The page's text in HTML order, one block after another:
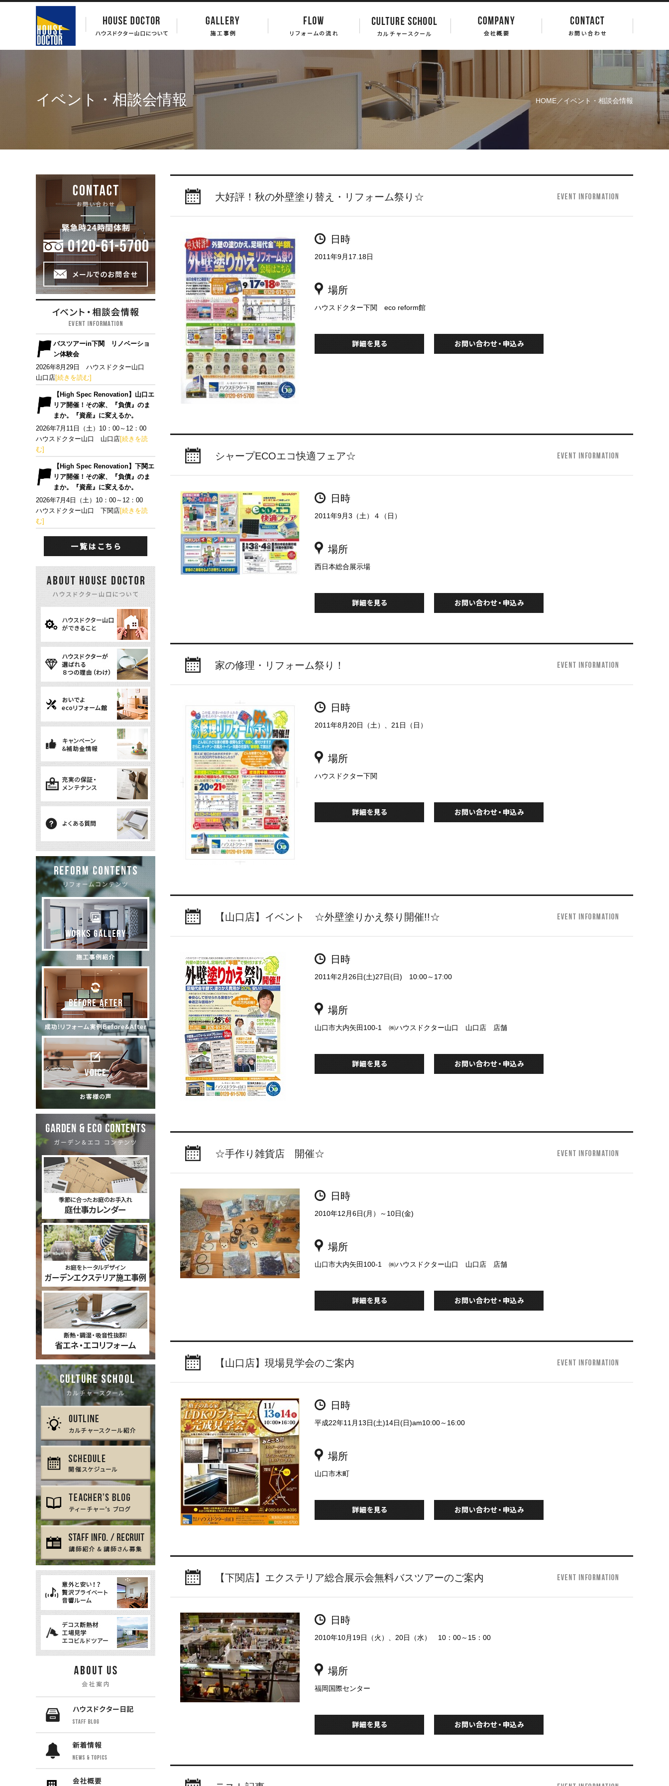
イベント・相談会情報 HOME／イベント・相談会情報
大好評！秋の外壁塗り替え・リフォーム祭り☆
日時
2011年9月17.18日
場所
ハウスドクター下関 eco reform館
シャープECOエコ快適フェア☆
日時
2011年9月3（土）４（日）
場所
西日本総合展示場
家の修理・リフォーム祭り！
日時
2011年8月20日（土）、21日（日）
場所
ハウスドクター下関
【山口店】イベント ☆外壁塗りかえ祭り開催!!☆
日時
2011年2月26日(土)27日(日) 10:00～17:00
場所
山口市大内矢田100-1 ㈱ハウスドクター山口 山口店 店舗
☆手作り雑貨店 開催☆
日時
2010年12月6日(月）～10日(金)
場所
山口市大内矢田100-1 ㈱ハウスドクター山口 山口店 店舗
【山口店】現場見学会のご案内
日時
平成22年11月13日(土)14日(日)am10:00～16:00
場所
山口市木町
【下関店】エクステリア総合展示会無料バスツアーのご案内
日時
2010年10月19日（火）、20日（水） 10：00～15：00
場所
福岡国際センター
バスツアーin下関 リノベーショ
ン体験会
2026年8月29日 ハウスドクター山口
山口店[続きを読む]
【High Spec Renovation】山口エ
リア開催！その家、『負債』のま
まか。『資産』に変えるか。
2026年7月11日（土）10：00～12：00
ハウスドクター山口 山口店[続きを読
む]
【High Spec Renovation】下関エ
リア開催！その家、『負債』のま
まか。『資産』に変えるか。
2026年7月4日（土）10：00～12：00
ハウスドクター山口 下関店[続きを読
む]